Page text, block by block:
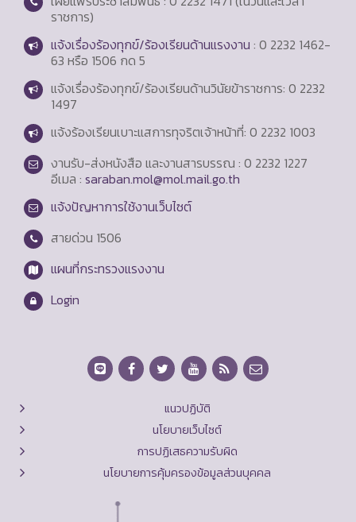
ราชการ)
แจ้งเรื่องร้องทุกข์/ร้องเรียนด้านแรงงาน : 0 2232 1462-
63 หรือ 1506 กด 5
แจ้งเรื่องร้องทุกข์/ร้องเรียนด้านวินัยข้าราชการ: 0 2232
1497
แจ้งร้องเรียนเบาะแสการทุจริตเจ้าหน้าที่: 0 2232 1003
งานรับ-ส่งหนังสือ และงานสารบรรณ : 0 2232 1227
อีเมล : saraban.mol@mol.mail.go.th
แจ้งปัญหาการใช้งานเว็บไซต์
สายด่วน 1506
แผนที่กระทรวงแรงงาน
Login
แนวปฏิบัติ
นโยบายเว็บไซต์
การปฏิเสธความรับผิด
นโยบายการคุ้มครองข้อมูลส่วนบุคคล